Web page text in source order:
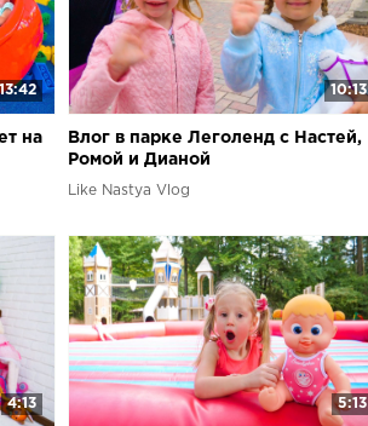
на
10:13
Влог в парке Леголенд с Настей,
Ромой и Дианой
Like Nastya Vlog
4:13 5:13